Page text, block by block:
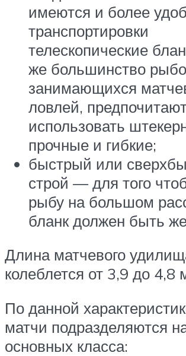
имеются и более
транспортировки
телескопические
же большинство
занимающихся
ловлей,
использовать
прочные и гибкие;
быстрый или
строй — для того
рыбу на большом
бланк должен быть
Длина матчевого
колеблется от 3,9 до 4,8
По данной
матчи подразделяются
основных класса: